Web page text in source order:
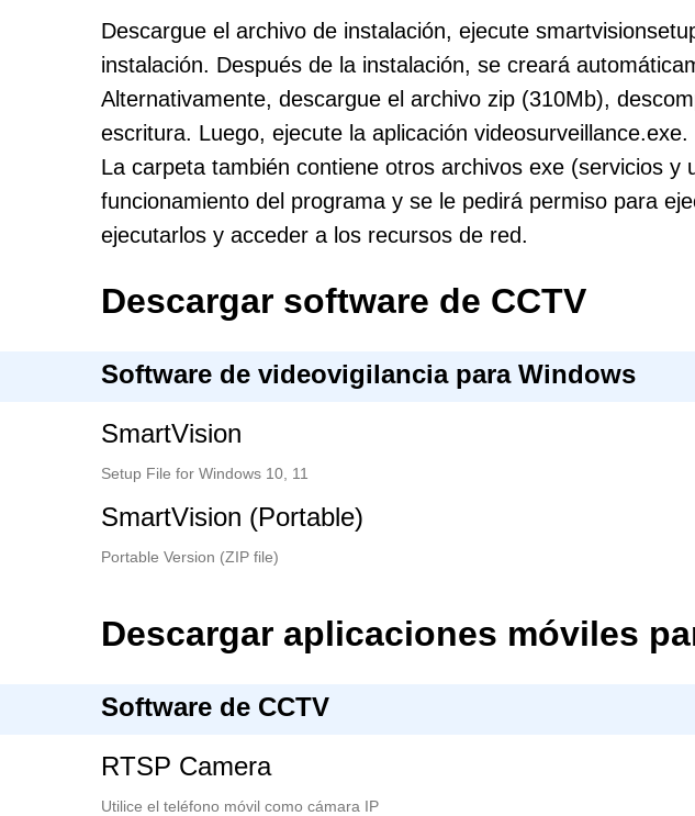
Descargue el archivo de instalación, ejecute
instalación. Después de la instalación, se creará
Alternativamente, descargue el archivo zip (310Mb),
escritura. Luego, ejecute la aplicación videosurveillance.exe.
La carpeta también contiene otros archivos exe (servicios y
funcionamiento del programa y se le pedirá permiso para
ejecutarlos y acceder a los recursos de red.
Descargar software de CCTV
Software de videovigilancia para Windows
SmartVision
Setup File for Windows 10, 11
SmartVision (Portable)
Portable Version (ZIP file)
Descargar aplicaciones móviles
Software de CCTV
RTSP Camera
Utilice el teléfono móvil como cámara IP